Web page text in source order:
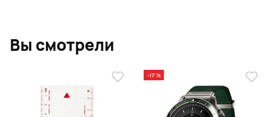
Вы смотрели
-17 %